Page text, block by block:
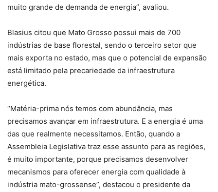
muito grande de demanda de energia”, avaliou.
Blasius citou que Mato Grosso possui mais de 700
indústrias de base florestal, sendo o terceiro setor que
mais exporta no estado, mas que o potencial de expansão
está limitado pela precariedade da infraestrutura
energética.
“Matéria-prima nós temos com abundância, mas
precisamos avançar em infraestrutura. E a energia é uma
das que realmente necessitamos. Então, quando a
Assembleia Legislativa traz esse assunto para as regiões,
é muito importante, porque precisamos desenvolver
mecanismos para oferecer energia com qualidade à
indústria mato-grossense”, destacou o presidente da